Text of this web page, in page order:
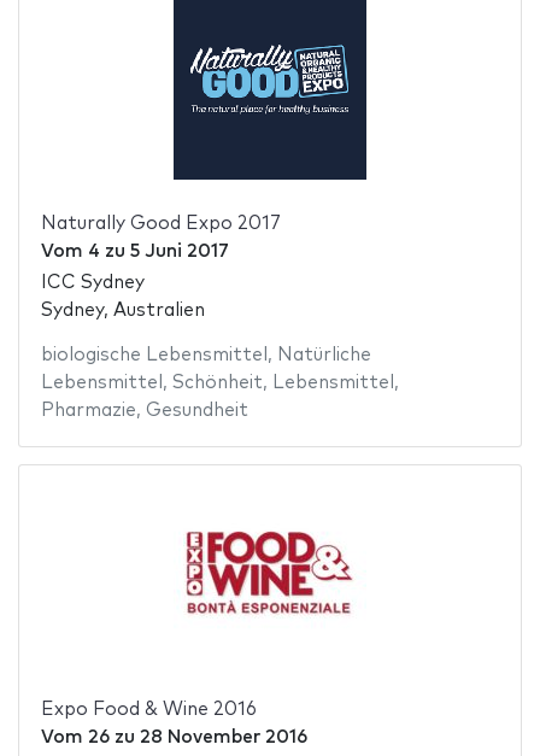
Naturally Good Expo 2017
Vom 4 zu 5 Juni 2017
ICC Sydney
Sydney, Australien
biologische Lebensmittel , Natürliche
Lebensmittel , Schönheit, Lebensmittel ,
Pharmazie, Gesundheit
Expo Food & Wine 2016
Vom 26zu 28 November 2016